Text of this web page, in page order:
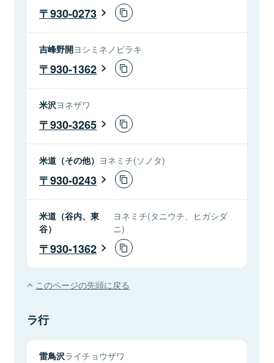
930-0273
吉峰野開ヨシミネノビラキ
930-1362
米沢ヨネザワ
930-3265
米道（その他） ヨネミチ(ソノタ)
930-0243
米道（谷内、東
谷）
ヨネミチ(タニウチ、ヒガシダ
ニ)
930-1362
このページの先頭に戻る
ラ行
雷鳥沢ライチョウザワ